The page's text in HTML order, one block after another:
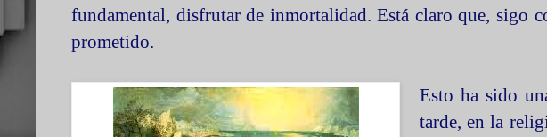
fundamental, disfrutar de inmortalidad. Está claro que, sigo
prometido.
Esto ha sido
tarde, en la